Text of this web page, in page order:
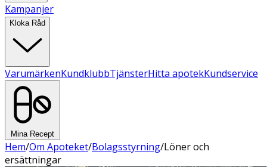
Kampanjer
Kloka Råd
VarumärkenKundklubbTjänsterHitta apotekKundservice
Mina Recept
Hem/Om Apoteket/Bolagsstyrning/Löner och
ersättningar